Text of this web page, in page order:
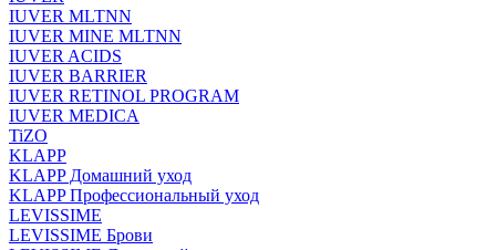
IUVER MLTNN
IUVER MINE MLTNN
IUVER ACIDS
IUVER BARRIER
IUVER RETINOL PROGRAM
IUVER MEDICA
TiZO
KLAPP
KLAPP Домашний уход
KLAPP Профессиональный уход
LEVISSIME
LEVISSIME Брови